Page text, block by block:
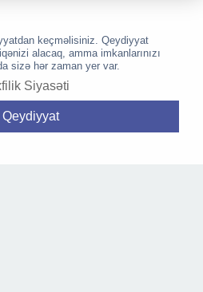
keçməlisiniz. Qeydiyyat
alacaq, amma imkanlarınızı
sizə hər zaman yer var.
Siyasəti
Qeydiyyat